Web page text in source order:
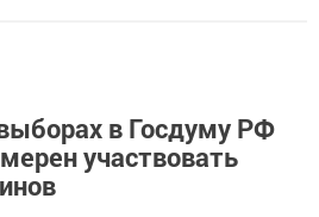
в Госдуму РФ
участвовать